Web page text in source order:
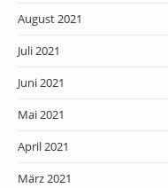
August 2021
Juli 2021
Juni 2021
Mai 2021
April 2021
März 2021